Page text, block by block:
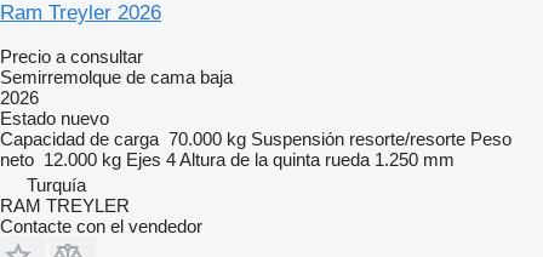
Ram Treyler 2026
Precio a consultar
Semirremolque de cama baja
2026
Estado nuevo
Capacidad de carga 70.000 kg Suspensión resorte/resorte Peso
neto 12.000 kg Ejes 4Altura de la quinta rueda 1.250 mm
Turquía
RAM TREYLER
Contacte con el vendedor